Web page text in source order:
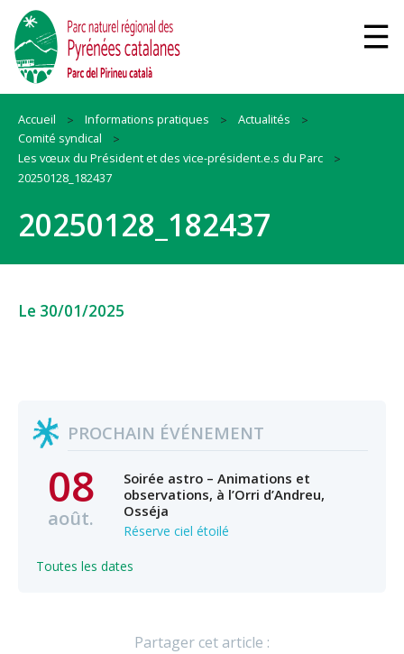
Accueil Informations pratiques
Actualités
Comité syndical
Les vœux du Président et des vice-président.e.s du Parc
20250128_182437
20250128_182437
Le 30/01/2025
PROCHAIN ÉVÉNEMENT
08
août.
Soirée astro – Animations et
observations, à l’Orri d’Andreu,
Osséja
Réserve ciel étoilé
Toutes les dates
Partager cet article :